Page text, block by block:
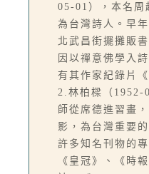
05-01），本名周
為台灣詩人。早
北武昌街擺攤販
因以禪意佛學入
有其作家紀錄片
2.林柏樑（1952-
師從席德進習畫
影，為台灣重要
許多知名刊物的
《皇冠》、《時